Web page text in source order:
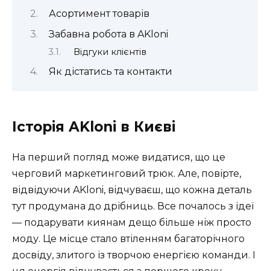
Асортимент товарів
Забавна робота в AKloni
Відгуки клієнтів
Як дістатись та контакти
Історія AKloni в Києві
На перший погляд може видатися, що це
черговий маркетинговий трюк. Але, повірте,
відвідуючи AKloni, відчуваєш, що кожна деталь
тут продумана до дрібниць. Все почалось з ідеї
— подарувати киянам дещо більше ніж просто
моду. Це місце стало втіленням багаторічного
досвіду, злитого із творчою енергією команди. І